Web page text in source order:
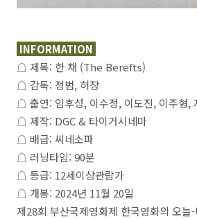
INFORMATION
☖ 제목: 한 채 (The Berefts)
☖ 감독: 정범, 허장
☖ 출연: 임후성, 이수정, 이도진, 이주형,
☖ 제작: DGC & 타이거시네마
☖ 배급: 씨네소파
☖ 러닝타임: 90분
☖ 등급: 12세이상관람가
☖ 개봉: 2024년 11월 20일
제28회 부산국제영화제 한국영화의 오늘